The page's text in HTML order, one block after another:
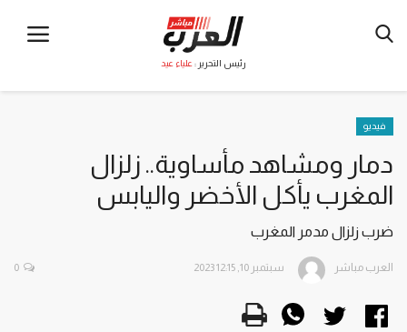
رئيس التحرير : علياء عيد
فيديو
دمار ومشاهد مأساوية.. زلزال
المغرب يأكل الأخضر واليابس
ضرب زلزال مدمر المغرب
العرب مباشر سبتمبر 10, 2023 12:15 0